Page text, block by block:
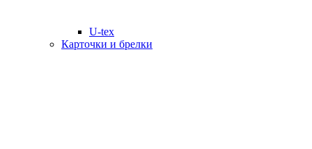
U-tex
Карточки и брелки